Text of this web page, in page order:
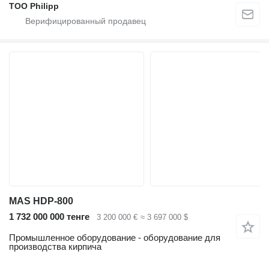
ТОО Philipp
MAS HDP-800
1 732 000 000 тенге
3 200 000 € ≈ 3 697 000 $
Промышленное оборудование - оборудование для
производства кирпича